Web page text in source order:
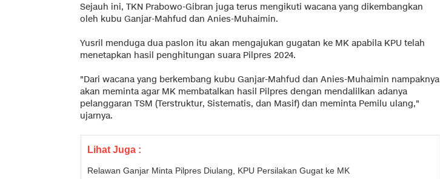
Sejauh ini, TKN Prabowo-Gibran juga terus mengikuti wacana yang dikembangkan
oleh kubu Ganjar-Mahfud dan Anies-Muhaimin.
Yusril menduga dua paslon itu akan mengajukan gugatan ke MK apabila KPU telah
menetapkan hasil penghitungan suara Pilpres 2024.
"Dari wacana yang berkembang kubu Ganjar-Mahfud dan Anies-Muhaimin nampaknya
akan meminta agar MK membatalkan hasil Pilpres dengan mendalilkan adanya
pelanggaran TSM (Terstruktur, Sistematis, dan Masif) dan meminta Pemilu ulang,"
ujarnya.
Lihat Juga :
Relawan Ganjar Minta Pilpres Diulang, KPU Persilakan Gugat ke MK